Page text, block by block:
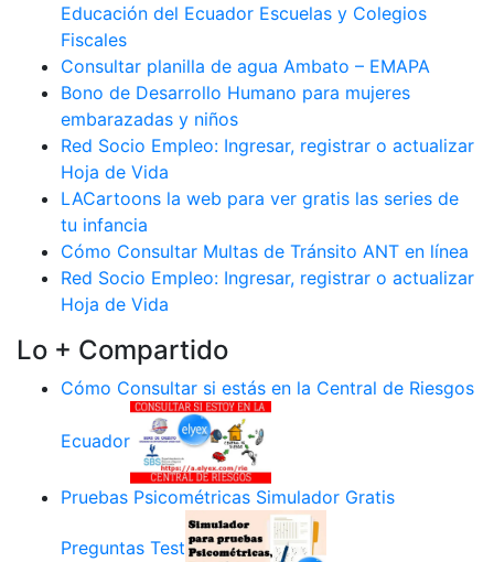
Educación del Ecuador Escuelas y Colegios
Fiscales
Consultar planilla de agua Ambato – EMAPA
Bono de Desarrollo Humano para mujeres
embarazadas y niños
Red Socio Empleo: Ingresar, registrar o actualizar
Hoja de Vida
LACartoons la web para ver gratis las series de
tu infancia
Cómo Consultar Multas de Tránsito ANT en línea
Red Socio Empleo: Ingresar, registrar o actualizar
Hoja de Vida
Lo + Compartido
Cómo Consultar si estás en la Central de Riesgos
Ecuador
Pruebas Psicométricas Simulador Gratis
Preguntas Test